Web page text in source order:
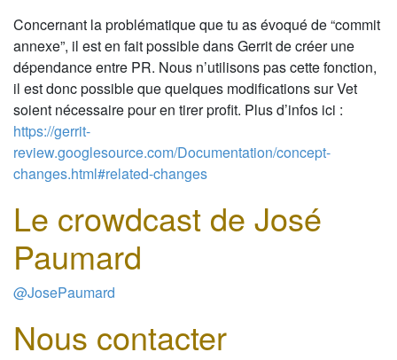
Concernant la problématique que tu as évoqué de “commit
annexe”, il est en fait possible dans Gerrit de créer une
dépendance entre PR. Nous n’utilisons pas cette fonction,
il est donc possible que quelques modifications sur Vet
soient nécessaire pour en tirer profit. Plus d’infos ici :
https://gerrit-
review.googlesource.com/Documentation/concept-
changes.html#related-changes
Le crowdcast de José
Paumard
@JosePaumard
Nous contacter